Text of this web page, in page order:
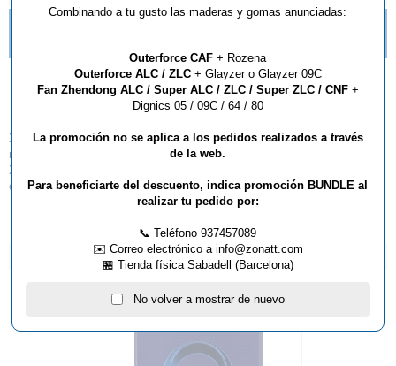
Goma XIOM Vega Korea
Xiom Vega Korea es la favorita de los jugadores que prefieren un juego
más suave y controlado con énfasis en el efecto y el sonido de clic,
Xiom Vega Korea ofrece menos velocidad y más control en comparación
con Xiom Vega Pro.
ARTÍCULOS QUE TE PUEDEN INTERESAR...
Combinando a tu gusto las maderas y gomas anunciadas:
Outerforce CAF + Rozena
Outerforce ALC / ZLC+ Glayzer o Glayzer 09C
Fan Zhendong ALC / Super ALC / ZLC / Super ZLC / CNF+
Dignics 05 / 09C / 64 / 80
La promoción no se aplica a los pedidos realizados a través
de la web.
Para beneficiarte del descuento, indica promoción BUNDLE al
realizar tu pedido por:
📞 Teléfono 937457089
✉️ Correo electrónico a info@zonatt.com
🏪 Tienda física Sabadell (Barcelona)
No volver a mostrar de nuevo